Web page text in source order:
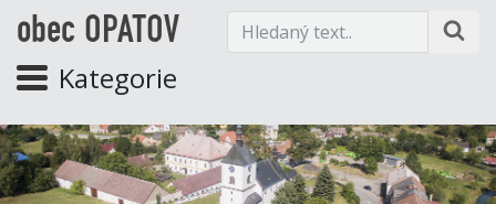
obec OPATOV
Kategorie